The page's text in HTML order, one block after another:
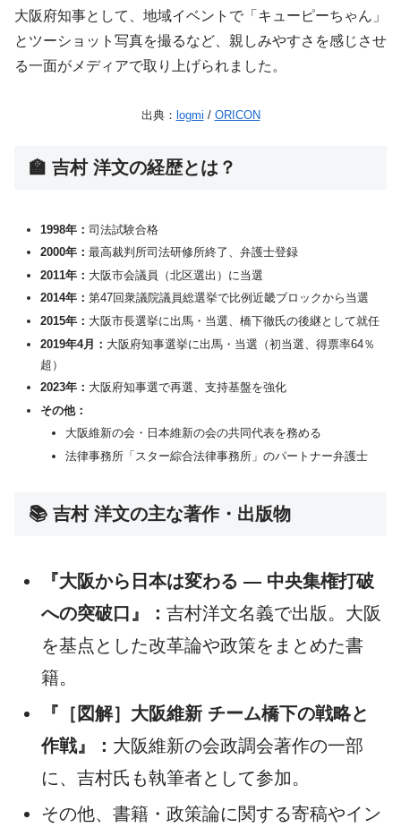
大阪府知事として、地域イベントで「キューピーちゃん」
とツーショット写真を撮るなど、親しみやすさを感じさせ
る一面がメディアで取り上げられました。
出典： logmi / ORICON
🏫 吉村 洋文の経歴とは？
1998年： 司法試験合格
2000年： 最高裁判所司法研修所終了、弁護士登録
2011年： 大阪市会議員（北区選出）に当選
2014年： 第47回衆議院議員総選挙で比例近畿ブロックから当選
2015年： 大阪市長選挙に出馬・当選、橋下徹氏の後継として就任
2019年4月： 大阪府知事選挙に出馬・当選（初当選、得票率64％
超）
2023年： 大阪府知事選で再選、支持基盤を強化
その他：
大阪維新の会・日本維新の会の共同代表を務める
法律事務所「スター綜合法律事務所」のパートナー弁護士
📚 吉村 洋文の主な著作・出版物
『大阪から日本は変わる ― 中央集権打破
への突破口』： 吉村洋文名義で出版。大阪
を基点とした改革論や政策をまとめた書
籍。
『［図解］大阪維新 チーム橋下の戦略と
作戦』： 大阪維新の会政調会著作の一部
に、吉村氏も執筆者として参加。
その他、書籍・政策論に関する寄稿やイン